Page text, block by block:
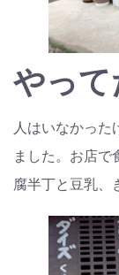
やって
人はいなかった
ました。お店
腐半丁と豆乳、